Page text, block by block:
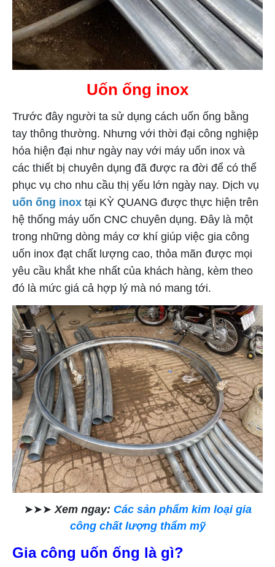
Uốn ống inox
Trước đây người ta sử dụng cách uốn ống bằng
tay thông thường. Nhưng với thời đại công nghiệp
hóa hiện đại như ngày nay với máy uốn inox và
các thiết bị chuyên dụng đã được ra đời để có thể
phục vụ cho nhu cầu thị yếu lớn ngày nay. Dịch vụ
uốn ống inox tại KỲ QUANG được thực hiện trên
hệ thống máy uốn CNC chuyên dụng. Đây là một
trong những dòng máy cơ khí giúp việc gia công
uốn inox đạt chất lượng cao, thỏa mãn được mọi
yêu cầu khắt khe nhất của khách hàng, kèm theo
đó là mức giá cả hợp lý mà nó mang tới.
➤➤➤ Xem ngay: Các sản phẩm kim loại gia
công chất lượng thẩm mỹ
Gia công uốn ống là gì?